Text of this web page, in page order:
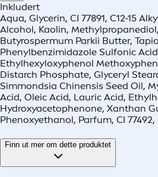
Inkludert
Aqua, Glycerin, CI 77891, C12-15
Alcohol, Kaolin,
Butyrospermum Parkii Butter,
Phenylbenzimidazole Sulfonic
Ethylhexyloxyphenol
Distarch Phosphate, Glyceryl
Simmondsia Chinensis Seed Oil,
Acid, Oleic Acid, Lauric Acid,
Hydroxyacetophenone, Xanthan
Phenoxyethanol, Parfum, CI 77492,
Finn ut mer om dette produktet